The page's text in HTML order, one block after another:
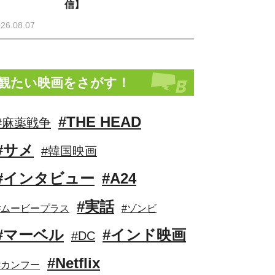
信】
たい映画をさがす！
薬戦争 #THE HEAD
サメ
#韓国映画
インタビュー #A24
ービープラス #実話 #ゾンビ
マーベル #DC #インド映画
ンフー #Netflix